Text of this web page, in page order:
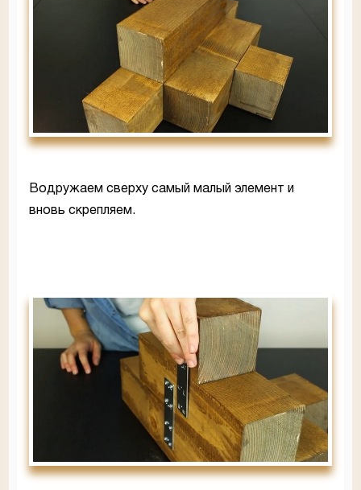
Водружаем сверху самый малый элемент и
вновь скрепляем.